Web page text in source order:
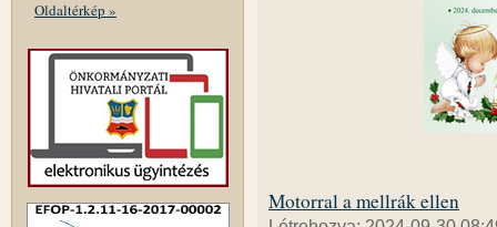
Oldaltérkép »
Motorral a mellrák ellen